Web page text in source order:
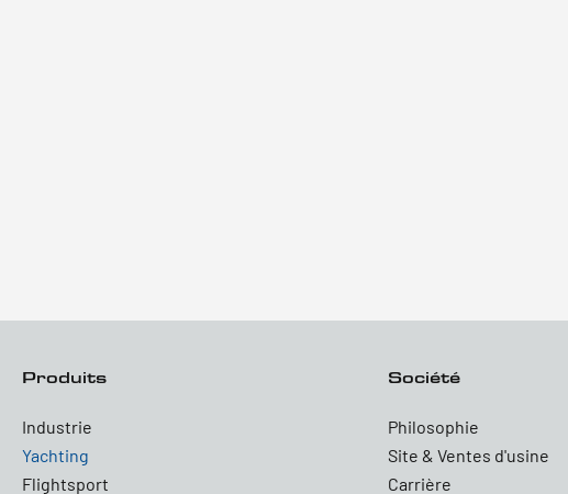
Produits
Industrie
Yachting
Flightsport
Société
Philosophie
Site & Ventes d'usine
Carrière